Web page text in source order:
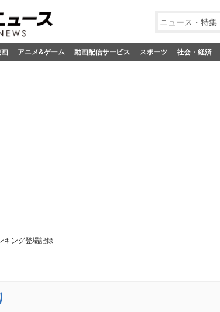
ニュース・特集
画 アニメ&ゲーム 動画配信サービス スポーツ 社会・経済
キング登場記録